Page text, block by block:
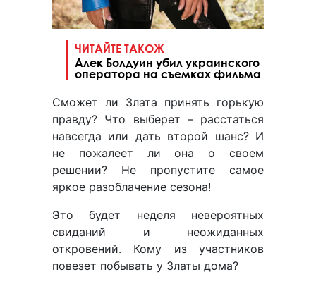
ЧИТАЙТЕ ТАКОЖ
Алек Болдуин убил украинского
оператора на съемках фильма
Сможет ли Злата принять горькую
правду? Что выберет – расстаться
навсегда или дать второй шанс? И
не пожалеет ли она о своем
решении? Не пропустите самое
яркое разоблачение сезона!
Это будет неделя невероятных
свиданий и неожиданных
откровений. Кому из участников
повезет побывать у Златы дома?